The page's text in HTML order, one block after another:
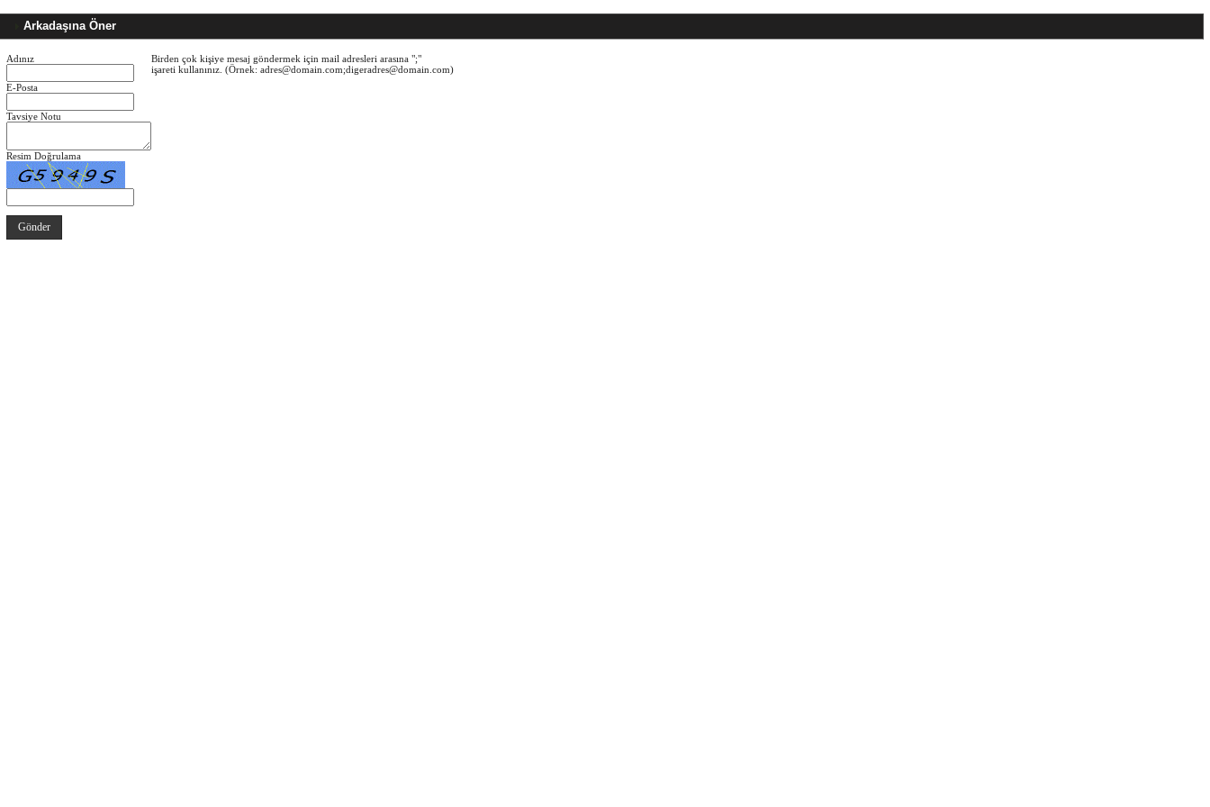
Arkadaşına Öner
Adınız
E-Posta
Tavsiye Notu
Resim Doğrulama
Birden çok kişiye mesaj göndermek için mail adresleri arasına ";"
işareti kullanınız. (Örnek: adres@domain.com;digeradres@domain.com)